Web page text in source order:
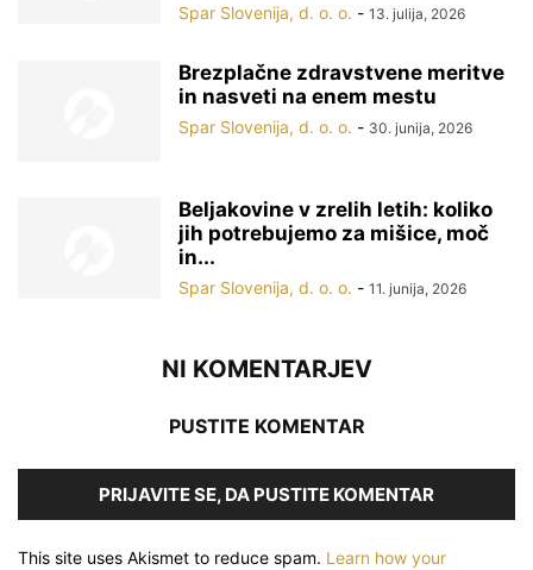
Spar Slovenija, d. o. o. - 13. julija, 2026
Brezplačne zdravstvene meritve
in nasveti na enem mestu
Spar Slovenija, d. o. o. - 30. junija, 2026
Beljakovine v zrelih letih: koliko
jih potrebujemo za mišice, moč
in...
Spar Slovenija, d. o. o. - 11. junija, 2026
NI KOMENTARJEV
PUSTITE KOMENTAR
PRIJAVITE SE, DA PUSTITE KOMENTAR
This site uses Akismet to reduce spam. Learn how your